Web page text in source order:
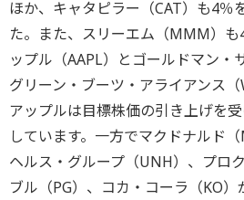
ほか、キャタピラー（CAT）も4％
た。また、スリーエム（MMM）
ップル（AAPL）とゴールドマン・
グリーン・ブーツ・アライアンス（
アップルは目標株価の引き上げを
しています。一方でマクドナルド
ヘルス・グループ（UNH）、プロ
ブル（PG）、コカ・コーラ（KO）